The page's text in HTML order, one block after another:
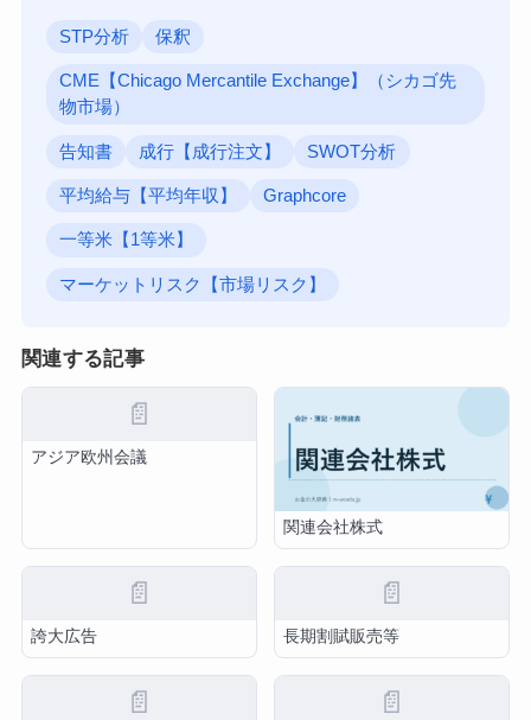
STP分析 保釈
CME【Chicago Mercantile Exchange】（シカゴ先
物市場）
告知書 成行【成行注文】 SWOT分析
平均給与【平均年収】 Graphcore
一等米【1等米】
マーケットリスク【市場リスク】
関連する記事
📄
アジア欧州会議
関連会社株式
📄
誇大広告
📄
長期割賦販売等
📄 📄